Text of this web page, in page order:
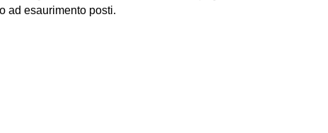
ad esaurimento posti.